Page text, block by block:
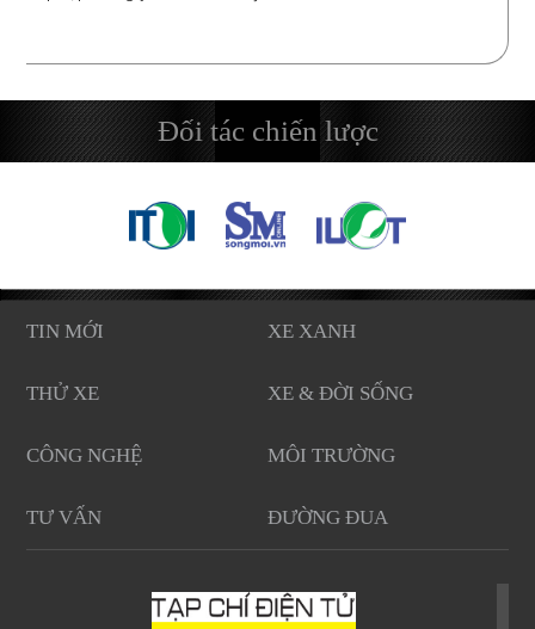
Đối tác chiến lược
TIN MỚI XE XANH
THỬ XE XE & ĐỜI SỐNG
CÔNG NGHỆ MÔI TRƯỜNG
TƯ VẤN ĐƯỜNG ĐUA